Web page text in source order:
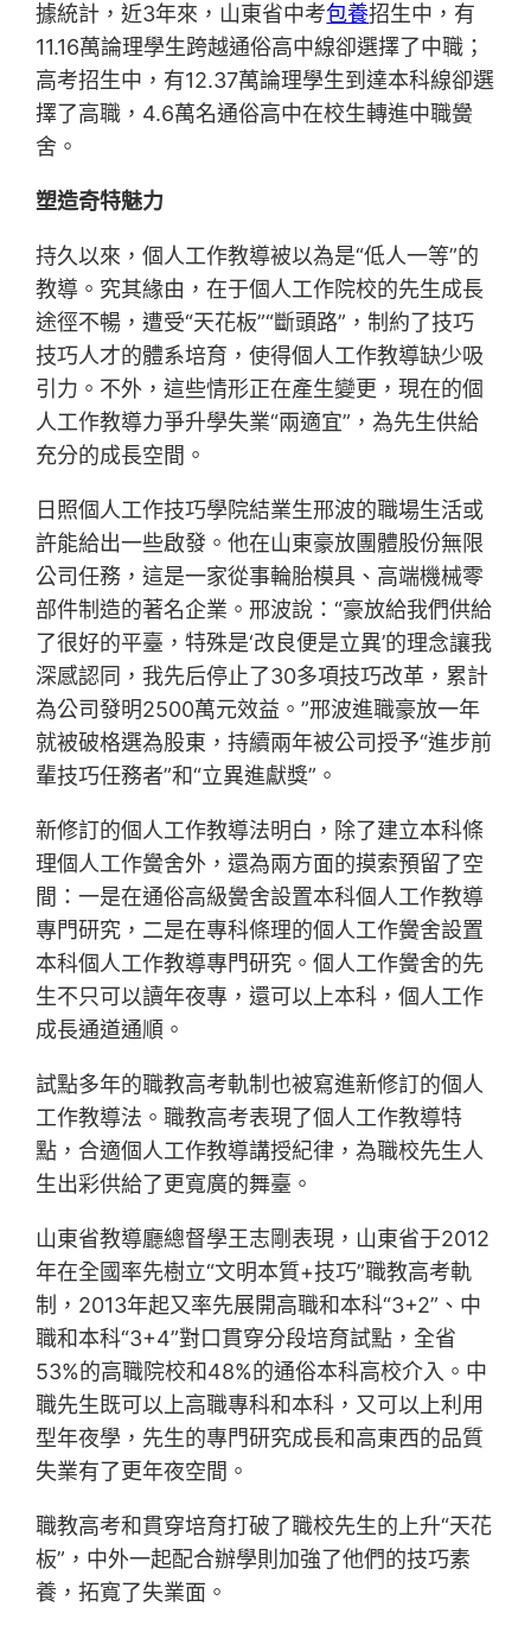
據統計，近3年來，山東省中考包養招生中，有
11.16萬論理學生跨越通俗高中線卻選擇了中職；
高考招生中，有12.37萬論理學生到達本科線卻選
擇了高職，4.6萬名通俗高中在校生轉進中職黌
舍。
塑造奇特魅力
持久以來，個人工作教導被以為是“低人一等”的
教導。究其緣由，在于個人工作院校的先生成長
途徑不暢，遭受“天花板”“斷頭路”，制約了技巧
技巧人才的體系培育，使得個人工作教導缺少吸
引力。不外，這些情形正在產生變更，現在的個
人工作教導力爭升學失業“兩適宜”，為先生供給
充分的成長空間。
日照個人工作技巧學院結業生邢波的職場生活或
許能給出一些啟發。他在山東豪放團體股份無限
公司任務，這是一家從事輪胎模具、高端機械零
部件制造的著名企業。邢波說：“豪放給我們供給
了很好的平臺，特殊是‘改良便是立異’的理念讓我
深感認同，我先后停止了30多項技巧改革，累計
為公司發明2500萬元效益。”邢波進職豪放一年
就被破格選為股東，持續兩年被公司授予“進步前
輩技巧任務者”和“立異進獻獎”。
新修訂的個人工作教導法明白，除了建立本科條
理個人工作黌舍外，還為兩方面的摸索預留了空
間：一是在通俗高級黌舍設置本科個人工作教導
專門研究，二是在專科條理的個人工作黌舍設置
本科個人工作教導專門研究。個人工作黌舍的先
生不只可以讀年夜專，還可以上本科，個人工作
成長通道通順。
試點多年的職教高考軌制也被寫進新修訂的個人
工作教導法。職教高考表現了個人工作教導特
點，合適個人工作教導講授紀律，為職校先生人
生出彩供給了更寬廣的舞臺。
山東省教導廳總督學王志剛表現，山東省于2012
年在全國率先樹立“文明本質+技巧”職教高考軌
制，2013年起又率先展開高職和本科“3+2”、中
職和本科“3+4”對口貫穿分段培育試點，全省
53%的高職院校和48%的通俗本科高校介入。中
職先生既可以上高職專科和本科，又可以上利用
型年夜學，先生的專門研究成長和高東西的品質
失業有了更年夜空間。
職教高考和貫穿培育打破了職校先生的上升“天花
板”，中外一起配合辦學則加強了他們的技巧素
養，拓寬了失業面。